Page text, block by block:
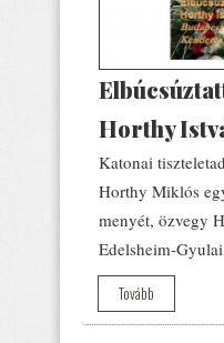
Horthy
Katonai
Horthy Miklós
menyét, özvegy
Edelsheim-
Tovább